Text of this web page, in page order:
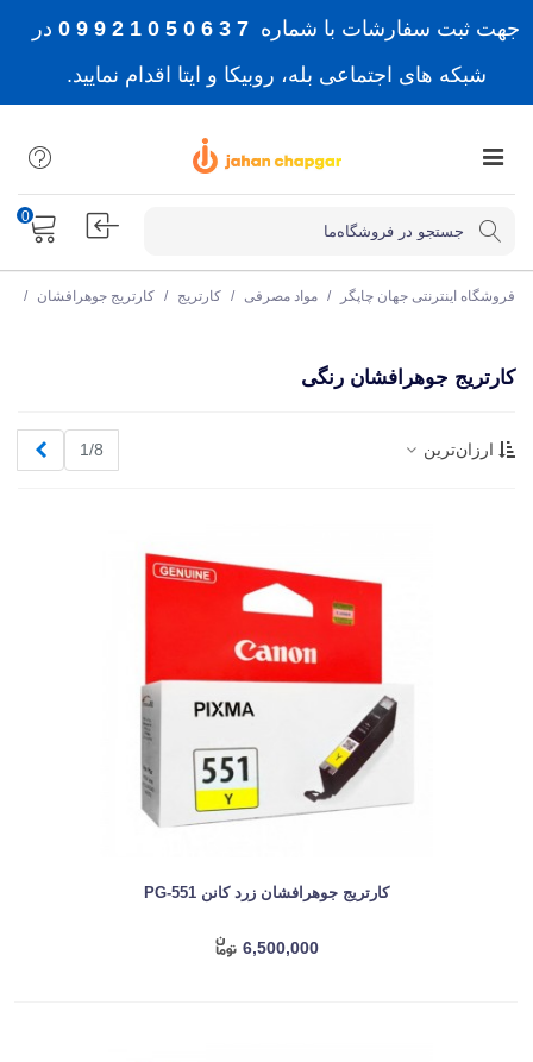
جهت ثبت سفارشات با شماره 7 3 6 0 5 0 1 2 9 9 0
در
شبکه های اجتماعی بله، روبیکا و ایتا اقدام نمایید.
0
فروشگاه اینترنتی جهان چاپگر / مواد مصرفی / کارتریج / کارتریج جوهرافشان /
کارتریج جوهرافشان رنگی
ارزان‌ترین 1/8
کارتریج جوهرافشان زرد کانن PG-551
6,500,000